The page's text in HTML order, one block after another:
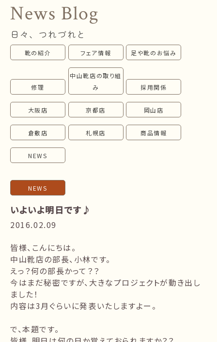
オンラインショップ
お問い合わせ
News Blog
日々、つれづれと
靴の紹介 フェア情報 足や靴のお悩み
修理
中山靴店の取り組
み
採用関係
大阪店 京都店 岡山店
倉敷店 札幌店 商品情報
NEWS
NEWS
いよいよ明日です♪
2016.02.09
皆様、こんにちは。
中山靴店の部長、小林です。
えっ？何の部長かって？？
今はまだ秘密ですが、大きなプロジェクトが動き出し
ました！
内容は3月ぐらいに発表いたしますよー。
で、本題です。